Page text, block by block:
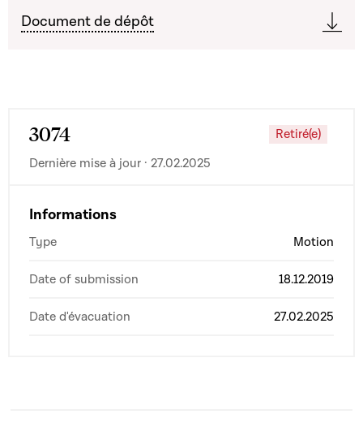
Document de dépôt
3074
Retiré(e)
Dernière mise à jour · 27.02.2025
Informations
Type Motion
Date of submission 18.12.2019
Date d'évacuation 27.02.2025